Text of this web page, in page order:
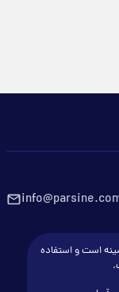
است و استفاده